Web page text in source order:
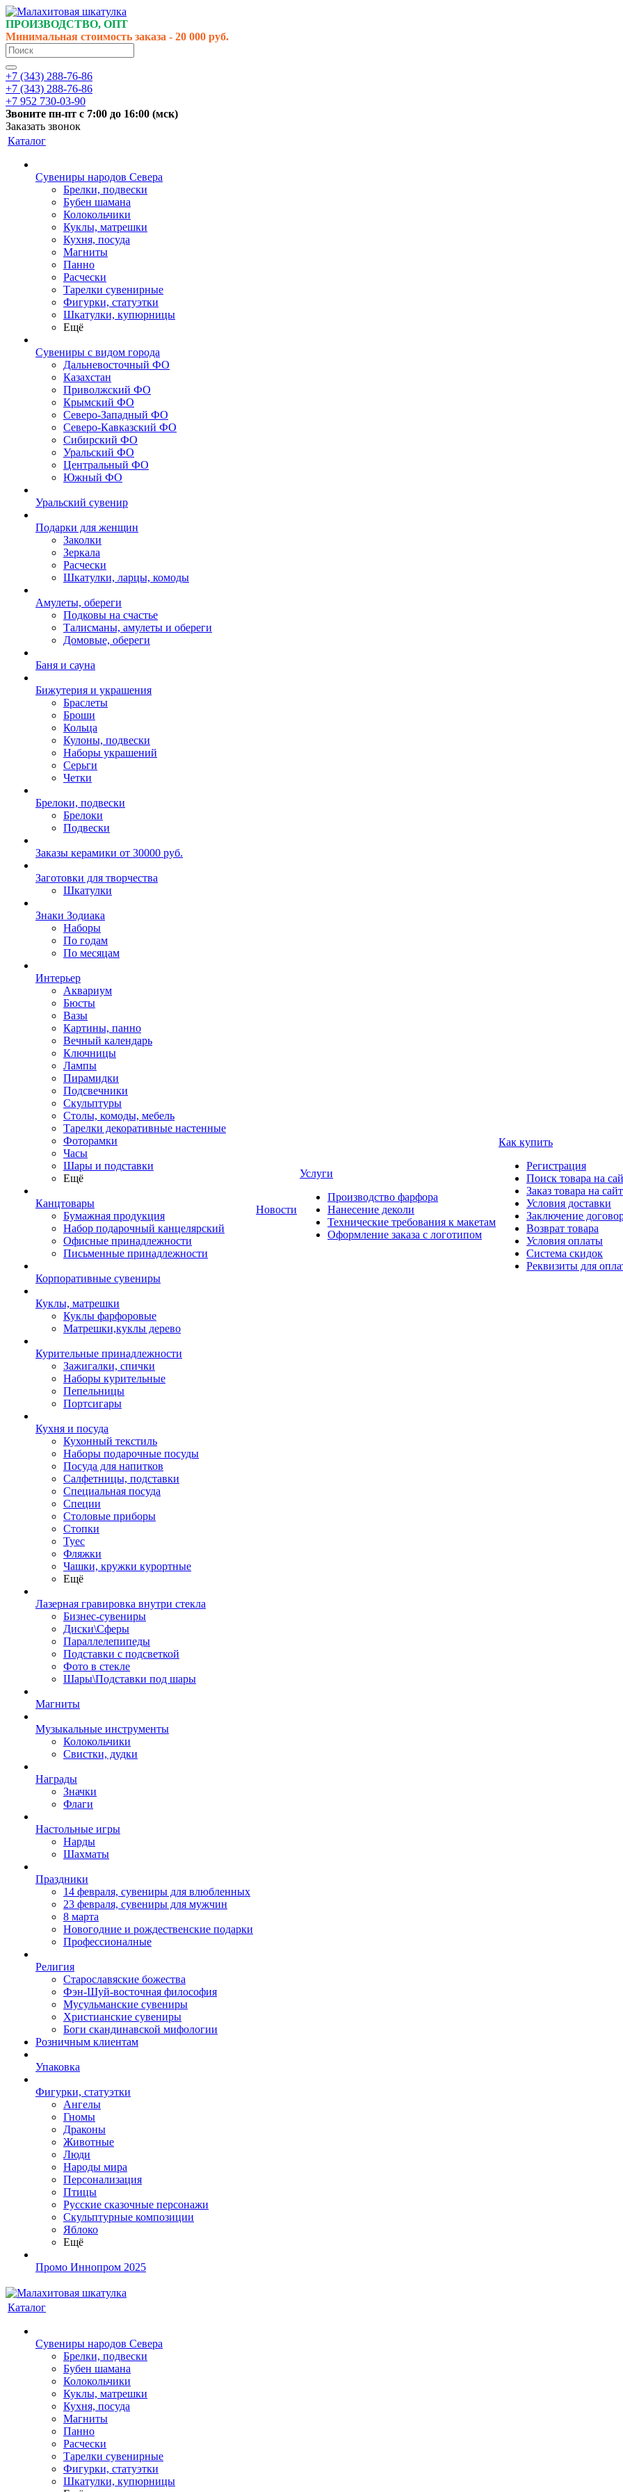
ПРОИЗВОДСТВО, ОПТ
Минимальная стоимость заказа - 20 000 руб.
+7 (343) 288-76-86
+7 (343) 288-76-86
+7 952 730-03-90
Звоните пн-пт с 7:00 до 16:00 (мск)
Заказать звонок
Каталог
Сувениры народов Севера
Брелки, подвески
Бубен шамана
Колокольчики
Куклы, матрешки
Кухня, посуда
Магниты
Панно
Расчески
Тарелки сувенирные
Фигурки, статуэтки
Шкатулки, купюрницы
Ещё
Сувениры с видом города
Дальневосточный ФО
Казахстан
Приволжский ФО
Крымский ФО
Северо-Западный ФО
Северо-Кавказский ФО
Сибирский ФО
Уральский ФО
Центральный ФО
Южный ФО
Уральский сувенир
Подарки для женщин
Заколки
Зеркала
Расчески
Шкатулки, ларцы, комоды
Амулеты, обереги
Подковы на счастье
Талисманы, амулеты и обереги
Домовые, обереги
Баня и сауна
Бижутерия и украшения
Браслеты
Броши
Кольца
Кулоны, подвески
Наборы украшений
Серьги
Четки
Брелоки, подвески
Брелоки
Подвески
Заказы керамики от 30000 руб.
Заготовки для творчества
Шкатулки
Знаки Зодиака
Наборы
По годам
По месяцам
Интерьер
Аквариум
Бюсты
Вазы
Картины, панно
Вечный календарь
Ключницы
Лампы
Пирамидки
Подсвечники
Скульптуры
Столы, комоды, мебель
Тарелки декоративные настенные
Фоторамки
Часы
Шары и подставки
Ещё
Канцтовары
Бумажная продукция
Набор подарочный канцелярский
Офисные принадлежности
Письменные принадлежности
Корпоративные сувениры
Куклы, матрешки
Куклы фарфоровые
Матрешки,куклы дерево
Курительные принадлежности
Зажигалки, спички
Наборы курительные
Пепельницы
Портсигары
Кухня и посуда
Кухонный текстиль
Наборы подарочные посуды
Посуда для напитков
Салфетницы, подставки
Специальная посуда
Специи
Столовые приборы
Стопки
Туес
Фляжки
Чашки, кружки курортные
Ещё
Лазерная гравировка внутри стекла
Бизнес-сувениры
Диски\Сферы
Параллелепипеды
Подставки с подсветкой
Фото в стекле
Шары\Подставки под шары
Магниты
Музыкальные инструменты
Колокольчики
Свистки, дудки
Награды
Значки
Флаги
Настольные игры
Нарды
Шахматы
Праздники
14 февраля, сувениры для влюбленных
23 февраля, сувениры для мужчин
8 марта
Новогодние и рождественские подарки
Профессионалные
Религия
Старославяские божества
Фэн-Шуй-восточная философия
Мусульманские сувениры
Христианские сувениры
Боги скандинавской мифологии
Розничным клиентам
Упаковка
Фигурки, статуэтки
Ангелы
Гномы
Драконы
Животные
Люди
Народы мира
Персонализация
Птицы
Русские сказочные персонажи
Скульптурные композиции
Яблоко
Ещё
Промо Иннопром 2025
Новости
Услуги
Производство фарфора
Нанесение деколи
Технические требования к макетам
Оформление заказа с логотипом
Как купить
Регистрация
Поиск товара на
Заказ товара на
Условия доставки
Заключение
Возврат товара
Условия оплаты
Система скидок
Реквизиты для
Каталог
Сувениры народов Севера
Брелки, подвески
Бубен шамана
Колокольчики
Куклы, матрешки
Кухня, посуда
Магниты
Панно
Расчески
Тарелки сувенирные
Фигурки, статуэтки
Шкатулки, купюрницы